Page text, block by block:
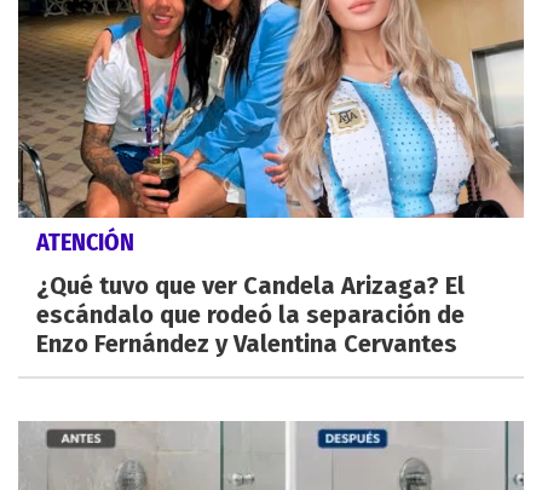
ATENCIÓN
¿Qué tuvo que ver Candela Arizaga? El
escándalo que rodeó la separación de
Enzo Fernández y Valentina Cervantes